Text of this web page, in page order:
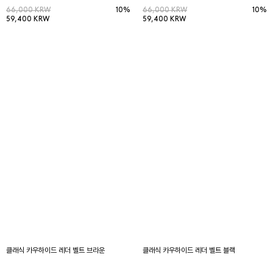
66,000 KRW
59,400 KRW
10%
66,000 KRW
59,400 KRW
10%
클래식 카우하이드 레더 벨트 브라운 클래식 카우하이드 레더 벨트 블랙